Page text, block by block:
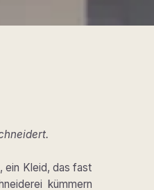
ein Kleid, das fast
kümmern